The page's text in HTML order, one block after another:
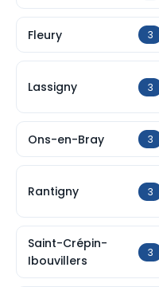
Fleury 3
Lassigny 3
Ons-en-Bray 3
Rantigny 3
Saint-Crépin-
Ibouvillers
3